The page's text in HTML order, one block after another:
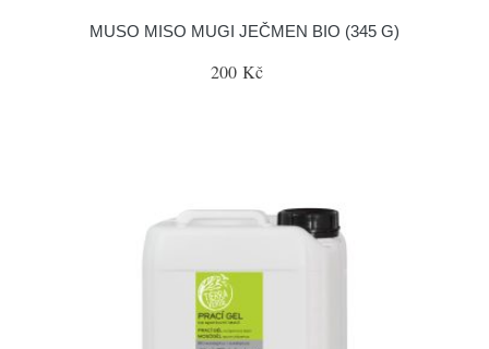
MUSO MISO MUGI JEČMEN BIO (345 G)
200 Kč